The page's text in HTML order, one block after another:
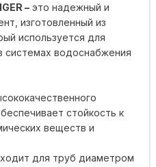
– это надежный и
изготовленный из
используется для
системах водоснабжения
стойкость к
веществ и
для труб диаметром